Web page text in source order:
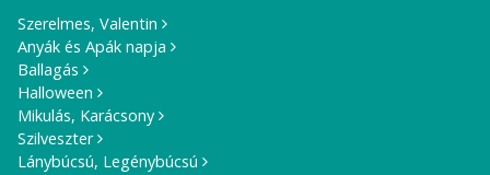
Szerelmes, Valentin
Anyák és Apák napja
Ballagás
Halloween
Mikulás, Karácsony
Szilveszter
Lánybúcsú, Legénybúcsú